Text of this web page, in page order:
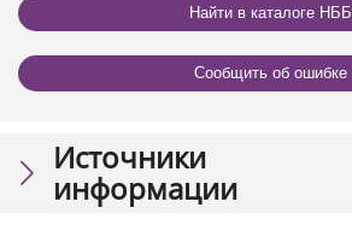
Найти в каталоге НББ
Сообщить об ошибке
Источники
информации